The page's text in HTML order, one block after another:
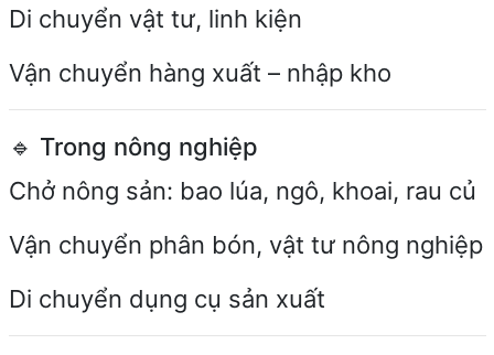
Di chuyển vật tư, linh kiện
Vận chuyển hàng xuất – nhập kho
🔹 Trong nông nghiệp
Chở nông sản: bao lúa, ngô, khoai, rau củ
Vận chuyển phân bón, vật tư nông nghiệp
Di chuyển dụng cụ sản xuất